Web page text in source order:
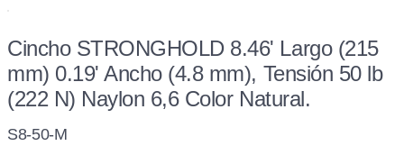
Cincho STRONGHOLD 8.46' Largo (215
mm) 0.19' Ancho (4.8 mm), Tensión 50 lb
(222 N) Naylon 6,6 Color Natural.
S8-50-M